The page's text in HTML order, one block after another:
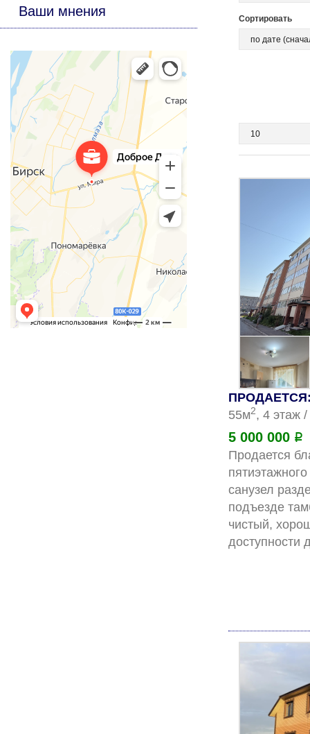
Ваши мнения Сортировать
ПРОДАЕТСЯ:
55м2, 4 этаж
5 000 000 Р
Продается
санузел
подъезде
чистый,